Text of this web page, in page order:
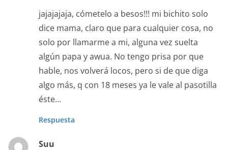
jajajajaja, cómetelo a besos!!! mi bichito solo
dice mama, claro que para cualquier cosa, no
solo por llamarme a mi, alguna vez suelta
algún papa y awua. No tengo prisa por que
hable, nos volverá locos, pero si de que diga
algo más, q con 18 meses ya le vale al pasotilla
éste…
Respuesta
Suu